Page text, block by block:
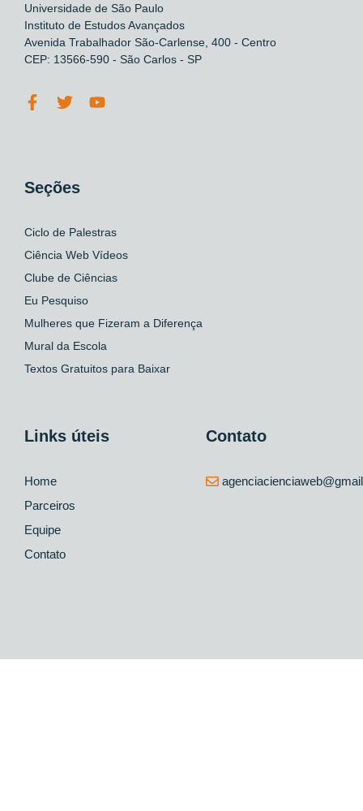
Universidade de São Paulo
Instituto de Estudos Avançados
Avenida Trabalhador São-Carlense, 400 - Centro
CEP: 13566-590 - São Carlos - SP
Seções
Ciclo de Palestras
Ciência Web Vídeos
Clube de Ciências
Eu Pesquiso
Mulheres que Fizeram a Diferença
Mural da Escola
Textos Gratuitos para Baixar
Links úteis
Home
Parceiros
Equipe
Contato
Contato